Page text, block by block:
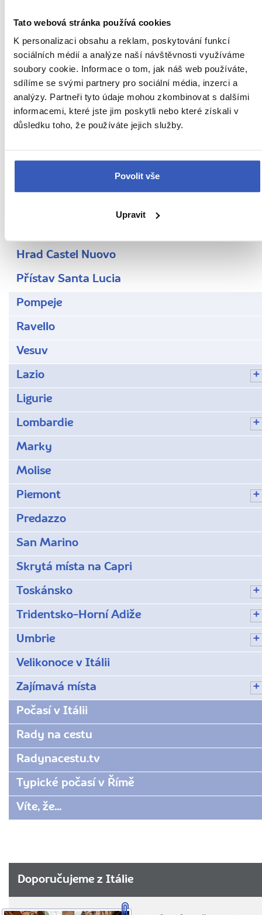
Tato webová stránka používá cookies
K personalizaci obsahu a reklam, poskytování funkcí
sociálních médií a analýze naší návštěvnosti využíváme
soubory cookie. Informace o tom, jak náš web používáte,
sdílíme se svými partnery pro sociální média, inzerci a
analýzy. Partneři tyto údaje mohou zkombinovat s dalšími
informacemi, které jste jim poskytli nebo které získali v
důsledku toho, že používáte jejich služby.
Povolit vše
Upravit
Capri
Caserta
Herculaneum
Ischia
Divadlo San Carlo
Hrad Castel Nuovo
Přístav Santa Lucia
Pompeje
Ravello
Vesuv
Lazio
Ligurie
Lombardie
Marky
Molise
Piemont
Predazzo
San Marino
Skrytá místa na Capri
Toskánsko
Tridentsko-Horní Adiže
Umbrie
Velikonoce v Itálii
Zajímavá místa
Počasí v Itálii
Rady na cestu
Radynacestu.tv
Typické počasí v Římě
Víte, že...
Doporučujeme z Itálie